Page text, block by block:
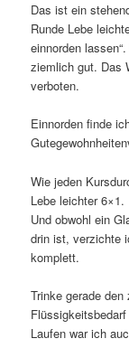
Das ist ein
Runde Lebe
einnorden
ziemlich gut. Das
verboten.
Einnorden finde
Wie jeden
Lebe leichter 6×1.
Und obwohl ein
drin ist, verzichte
komplett.
Trinke gerade
Laufen war ich